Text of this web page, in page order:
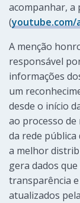
acompanhar, a
(youtube.com/
A menção
responsável
informações
um
desde o início
ao processo
da rede
a melhor
gera dados
transparência
atualizados